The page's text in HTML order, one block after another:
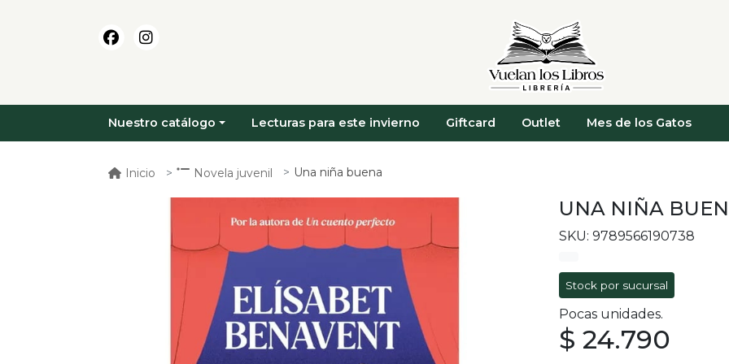
Nuestro catálogo Lecturas para este invierno Giftcard Outlet Mes de los Gatos
Inicio Novela juvenil Una niña buena
UNA NIÑA
SKU: 9789566190738
Stock por sucursal
Pocas unidades.
$ 24.790